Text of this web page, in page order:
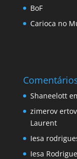
BoF
Carioca no
Shaneelott
zimerov
Laurent
Iesa
Iesa